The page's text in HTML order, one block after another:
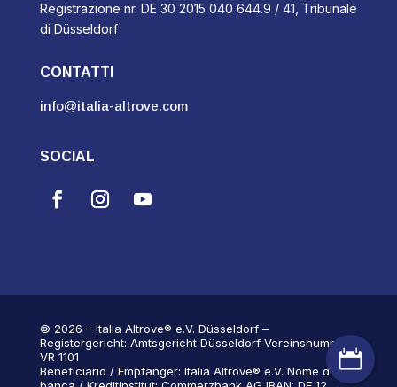

Registrazione nr. DE 30 2015 040 644.9 / 41, Tribunale
di Düsseldorf
CONTATTI
info@italia-altrove.com
SOCIAL
© 2026 – Italia Altrove® e.V. Düsseldorf –
Registergericht: Amtsgericht Düsseldorf Vereinsnummer:
VR 1101
Beneficiario / Empfänger: Italia Altrove® e.V. Nome della